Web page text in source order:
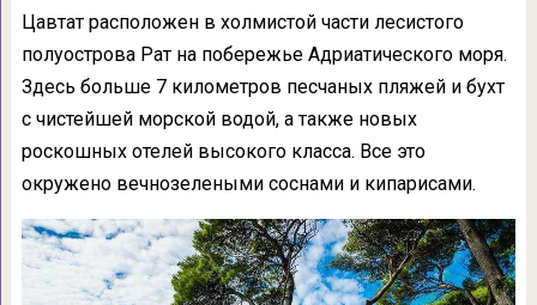
Цавтат расположен в холмистой части лесистого
полуострова Рат на побережье Адриатического моря.
Здесь больше 7 километров песчаных пляжей и бухт
с чистейшей морской водой, а также новых
роскошных отелей высокого класса. Все это
окружено вечнозелеными соснами и кипарисами.